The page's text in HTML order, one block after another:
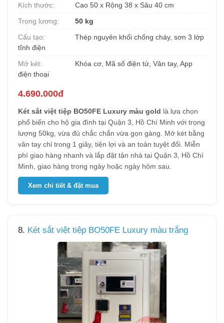
Kích thước:
Cao 50 x Rộng 38 x Sâu 40 cm
Trọng lượng:
50 kg
Cấu tạo:
Thép nguyên khối chống cháy, sơn 3 lớp
tĩnh điện
Mở két:
Khóa cơ, Mã số điện tử, Vân tay, App
điện thoại
4.690.000đ
Két sắt việt tiệp BO50FE Luxury màu gold là lựa chọn
phổ biến cho hộ gia đình tại Quận 3, Hồ Chí Minh với trọng
lượng 50kg, vừa đủ chắc chắn vừa gọn gàng. Mở két bằng
vân tay chỉ trong 1 giây, tiện lợi và an toàn tuyệt đối. Miễn
phí giao hàng nhanh và lắp đặt tận nhà tại Quận 3, Hồ Chí
Minh, giao hàng trong ngày hoặc ngày hôm sau.
Xem chi tiết & đặt mua
8. Két sắt việt tiệp BO50FE Luxury màu trắng